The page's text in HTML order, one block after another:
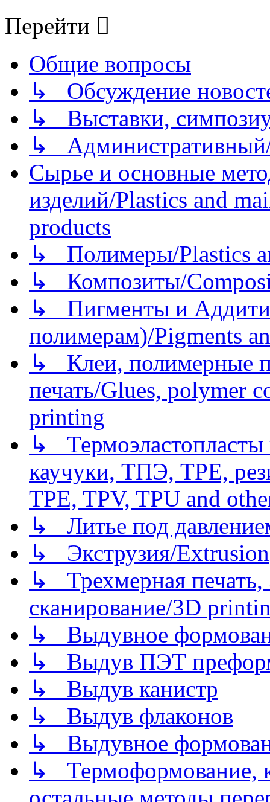
Перейти
Общие вопросы
↳ Обсуждение
↳ Выставки,
↳
Сырье и основные
изделий/Plastics and
products
↳ Полимеры/Plastics
↳ Композиты/
↳ Пигменты и
полимерам)/Pigments
↳ Клеи, полимерные
печать/Glues, polymer
printing
↳
каучуки, ТПЭ, TPE,
TPE, TPV, TPU and
↳ Литье под
↳ Экструзия/Extrusion
↳ Трехмерная
сканирование/3D
↳ Выдувное
↳ Выдув ПЭТ
↳ Выдув канистр
↳ Выдув флаконов
↳ Выдувное
↳ Термоформование,